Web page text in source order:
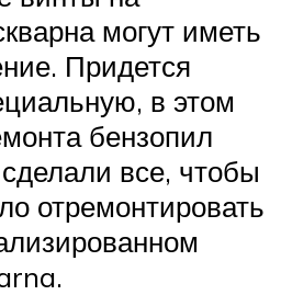
могут иметь
Придется
в этом
бензопил
все, чтобы
отремонтировать